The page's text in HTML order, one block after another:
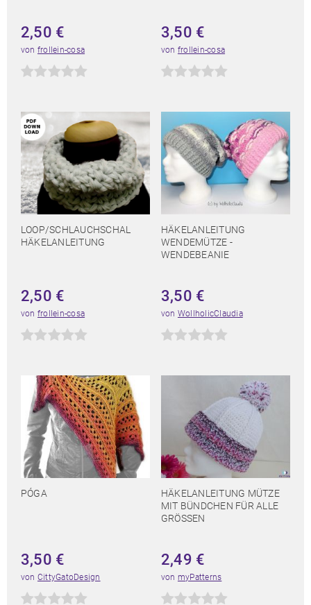
2,50 €
von frollein-cosa
3,50 €
von frollein-cosa
LOOP/SCHLAUCHSCHAL
HÄKELANLEITUNG
2,50 €
von frollein-cosa
HÄKELANLEITUNG
WENDEMÜTZE -
WENDEBEANIE
3,50 €
von WollholicClaudia
PÓGA
3,50 €
von CittyGatoDesign
HÄKELANLEITUNG MÜTZE
MIT BÜNDCHEN FÜR ALLE
GRÖSSEN
2,49 €
von myPatterns